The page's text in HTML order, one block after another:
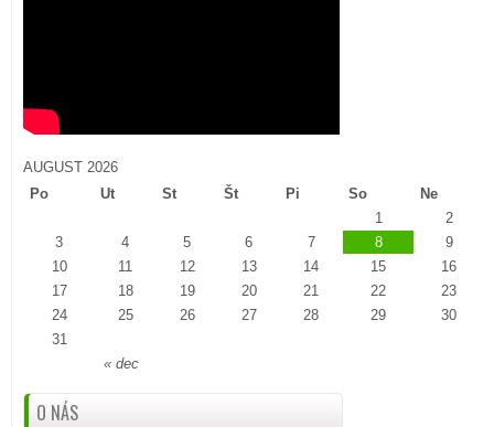
AUGUST 2026
Po
Ut St Št Pi So Ne
« dec
1
2
3
4 5 6 7 8
9
10
11 12 13 14 15
16
17
18 19 20 21 22
23
24
25 26 27 28 29
30
31
O NÁS